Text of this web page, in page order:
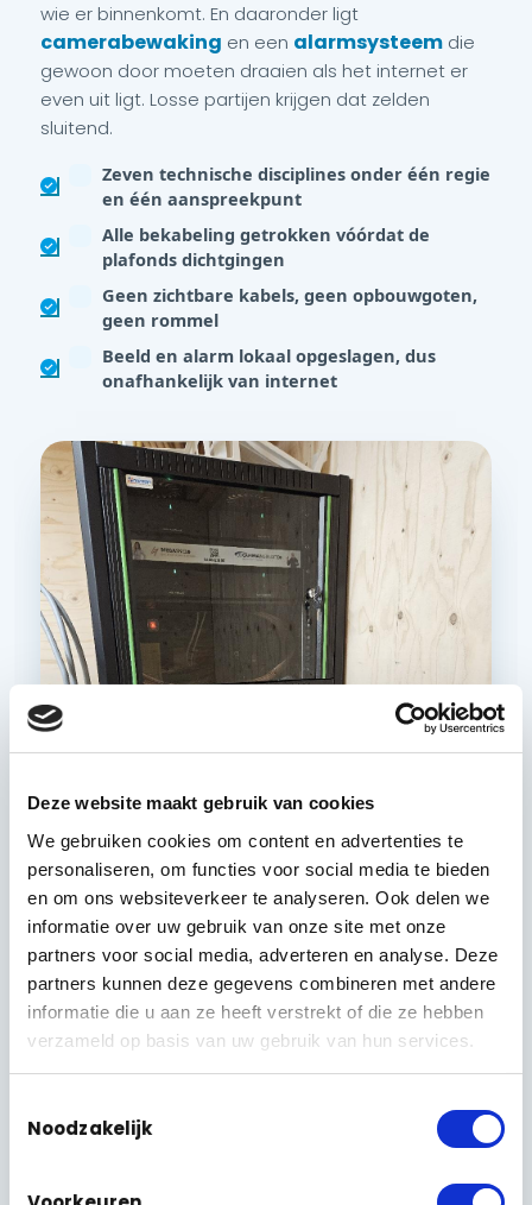
Deze website maakt gebruik van cookies
We gebruiken cookies om content en advertenties te
personaliseren, om functies voor social media te bieden
en om ons websiteverkeer te analyseren. Ook delen we
informatie over uw gebruik van onze site met onze
partners voor social media, adverteren en analyse. Deze
partners kunnen deze gegevens combineren met andere
informatie die u aan ze heeft verstrekt of die ze hebben
verzameld op basis van uw gebruik van hun services.
Noodzakelijk
wie er binnenkomt. En daaronder ligt
camerabewaking en een alarmsysteem die
gewoon door moeten draaien als het internet er
even uit ligt. Losse partijen krijgen dat zelden
sluitend.
Zeven technische disciplines onder één regie
en één aanspreekpunt
Alle bekabeling getrokken vóórdat de
plafonds dichtgingen
Geen zichtbare kabels, geen opbouwgoten,
geen rommel
Beeld en alarm lokaal opgeslagen, dus
onafhankelijk van internet
Twee kasten: audio boven, netwerk onder
ONZE AANPAK
Eerst de kabel, dan de kast,